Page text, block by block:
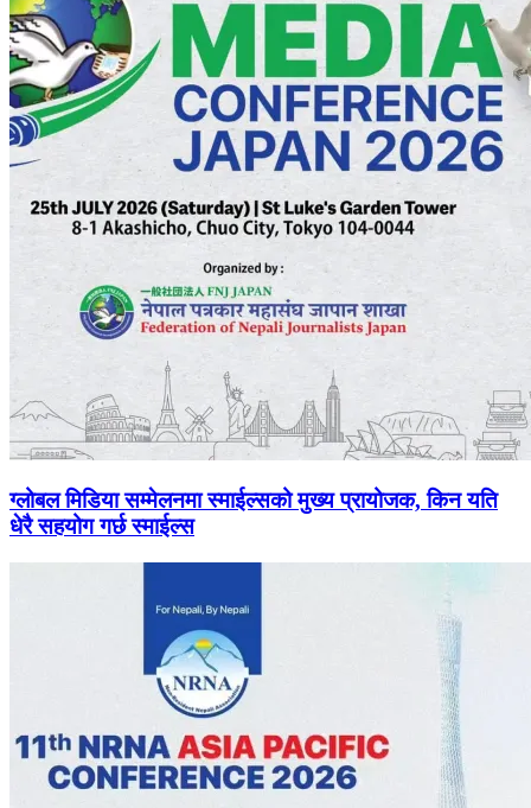
ग्लोबल मिडिया सम्मेलनमा स्माईल्सको मुख्य प्रायोजक, किन यति
धेरै सहयोग गर्छ स्माईल्स